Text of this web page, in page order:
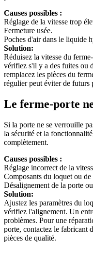
Causes possibles :
Réglage de la vitesse trop
Fermeture usée.
Poches d'air dans le liquide
Solution:
Réduisez la vitesse du
vérifiez s'il y a des fuites ou
remplacez les pièces du
régulier peut éviter de futurs
Le ferme-porte
Si la porte ne se verrouille
la sécurité et la
complètement.
Causes possibles :
Réglage incorrect de la
Composants du loquet ou de
Désalignement de la porte
Solution:
Ajustez les paramètres du
vérifiez l'alignement. Un
problèmes. Pour une
porte, contactez le fabricant
pièces de qualité.